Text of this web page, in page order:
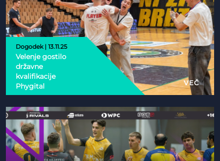
Dogodek | 13.11.25
Velenje gostilo
državne
kvalifikacije
Phygital
VEČ